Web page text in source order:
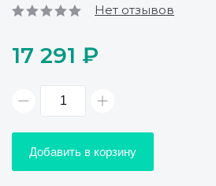
Нет отзывов
17 291 ₽
Добавить в корзину